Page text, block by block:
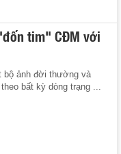
tim" CĐM với
bộ ảnh đời thường và
bất kỳ dòng trạng ...